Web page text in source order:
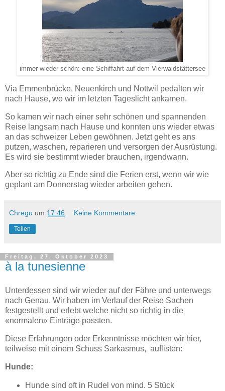
immer wieder schön: eine Schiffahrt auf dem Vierwaldstättersee
Via Emmenbrücke, Neuenkirch und Nottwil pedalten wir
nach Hause, wo wir im letzten Tageslicht ankamen.
So kamen wir nach einer sehr schönen und spannenden
Reise langsam nach Hause und konnten uns wieder etwas
an das schweizer Leben gewöhnen. Jetzt geht es ans
putzen, waschen, reparieren und versorgen der Ausrüstung.
Es wird sie bestimmt wieder brauchen, irgendwann.
Aber so richtig zu Ende sind die Ferien erst, wenn wir wie
geplant am Donnerstag wieder arbeiten gehen.
Chregu um 17:46 Keine Kommentare:
Teilen
Freitag, 27. Oktober 2023
à la tunesienne
Unterdessen sind wir wieder auf der Fähre und unterwegs
nach Genau. Wir haben im Verlauf der Reise Sachen
festgestellt und erlebt welche nicht so richtig in die
«normalen» Einträge passten.
Diese Erfahrungen oder Erkenntnisse möchten wir hier,
teilweise mit einem Schuss Sarkasmus, auflisten:
Hunde:
Hunde sind oft in Rudel von mind. 5 Stück